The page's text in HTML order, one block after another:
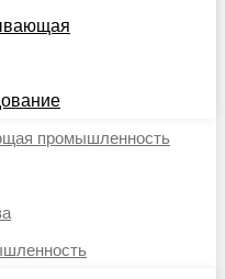
промышленность